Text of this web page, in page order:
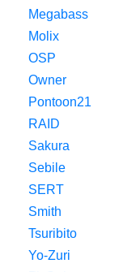
Megabass
Molix
OSP
Owner
Pontoon21
RAID
Sakura
Sebile
SERT
Smith
Tsuribito
Yo-Zuri